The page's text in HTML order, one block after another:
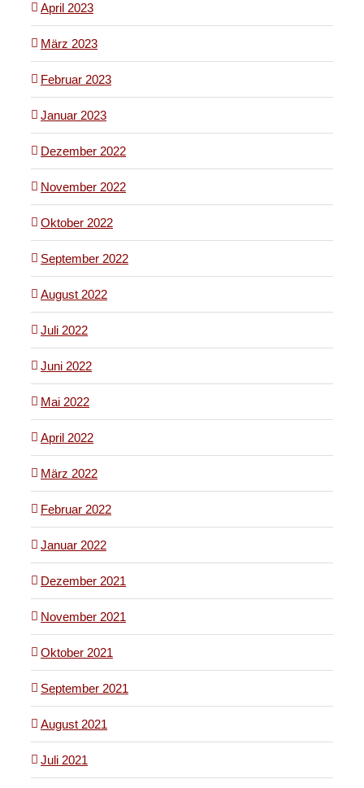
April 2023
März 2023
Februar 2023
Januar 2023
Dezember 2022
November 2022
Oktober 2022
September 2022
August 2022
Juli 2022
Juni 2022
Mai 2022
April 2022
März 2022
Februar 2022
Januar 2022
Dezember 2021
November 2021
Oktober 2021
September 2021
August 2021
Juli 2021